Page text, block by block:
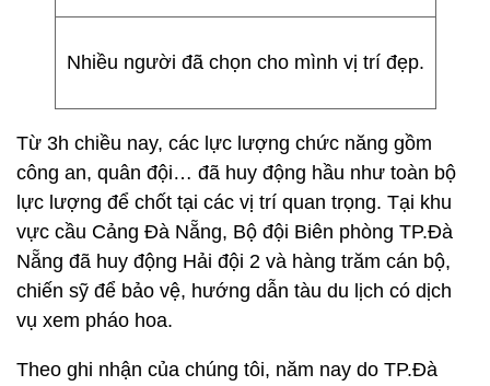
Nhiều người đã chọn cho mình vị trí đẹp.
Từ 3h chiều nay, các lực lượng chức năng gồm
công an, quân đội… đã huy động hầu như toàn bộ
lực lượng để chốt tại các vị trí quan trọng. Tại khu
vực cầu Cảng Đà Nẵng, Bộ đội Biên phòng TP.Đà
Nẵng đã huy động Hải đội 2 và hàng trăm cán bộ,
chiến sỹ để bảo vệ, hướng dẫn tàu du lịch có dịch
vụ xem pháo hoa.
Theo ghi nhận của chúng tôi, năm nay do TP.Đà